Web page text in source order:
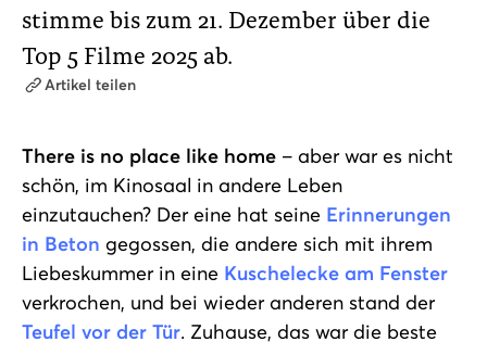
stimme bis zum 21. Dezember über die
Top 5 Filme 2025 ab.
Artikel teilen
There is no place like home – aber war es nicht
schön, im Kinosaal in andere Leben
einzutauchen? Der eine hat seine Erinnerungen
in Beton gegossen, die andere sich mit ihrem
Liebeskummer in eine Kuschelecke am Fenster
verkrochen, und bei wieder anderen stand der
Teufel vor der Tür. Zuhause, das war die beste